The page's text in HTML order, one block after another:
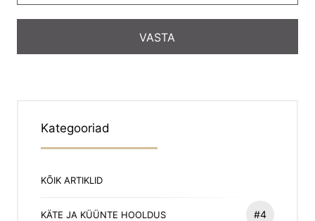
Kategooriad
KÕIK ARTIKLID
KÄTE JA KÜÜNTE HOOLDUS #4